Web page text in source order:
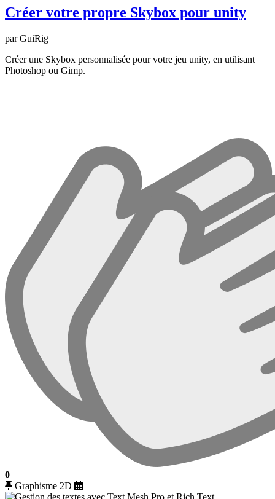
Créer votre propre Skybox pour unity
par GuiRig
Créer une Skybox personnalisée pour votre jeu unity, en utilisant
Photoshop ou Gimp.
0
Graphisme 2D